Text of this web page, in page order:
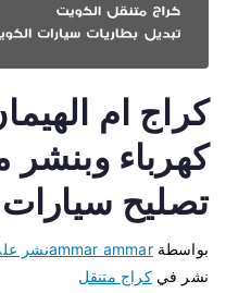
كهرباء وبنشر
تصليح سيارات
بواسطةammar ammarنشر
نشر فيكراج متنقل